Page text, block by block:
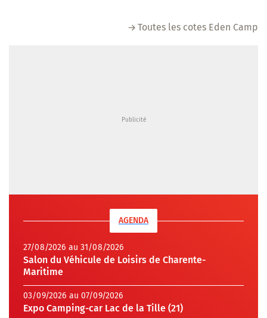
Toutes les cotes Eden Camp
AGENDA
27/08/2026 au 31/08/2026
Salon du Véhicule de Loisirs de Charente-
Maritime
03/09/2026 au 07/09/2026
Expo Camping-car Lac de la Tille (21)